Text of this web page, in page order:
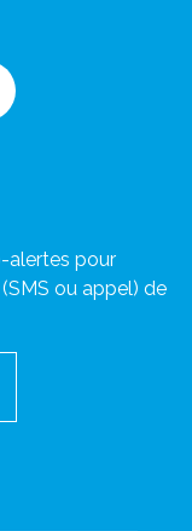
alertes pour
ou appel) de